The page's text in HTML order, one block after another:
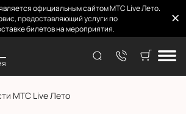
официальным сайтом МТС Live Лето.
предоставляющий услуги по
билетов на мероприятия.
МТС Live Лето
МТС Live Лето